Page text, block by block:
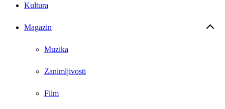
Kultura
Magazin
Muzika
Zanimljivosti
Film